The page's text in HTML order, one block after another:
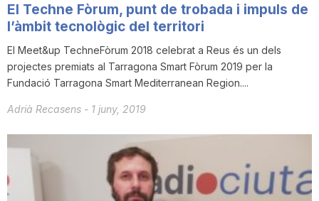
El Techne Fòrum, punt de trobada i impuls de
l’àmbit tecnològic del territori
El Meet&up TechneFòrum 2018 celebrat a Reus és un dels
projectes premiats al Tarragona Smart Fòrum 2019 per la
Fundació Tarragona Smart Mediterranean Region....
Adrià Recasens - 1 juny, 2019